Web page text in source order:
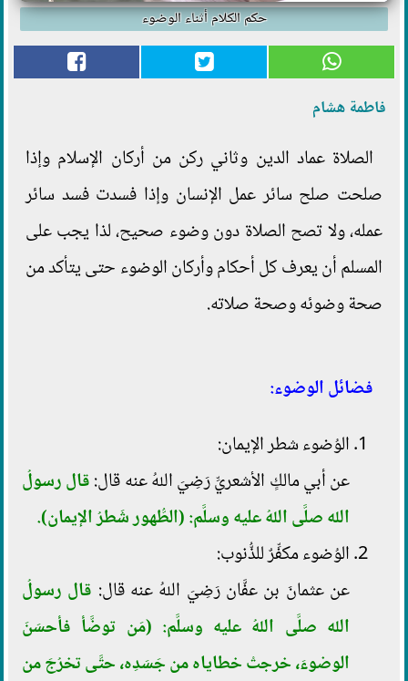
حكم الكلام أثناء الوضوء
فاطمة هشام
الصلاة عماد الدين وثاني ركن من أركان الإسلام وإذا
صلحت صلح سائر عمل الإنسان وإذا فسدت فسد سائر
عمله، ولا تصح الصلاة دون وضوء صحيح، لذا يجب على
المسلم أن يعرف كل أحكام وأركان الوضوء حتى يتأكد من
صحة وضوئه وصحة صلاته.
فضائل الوضوء:
الوُضوء شطر الإيمان:
عن أبي مالكٍ الأشعريِّ رَضِيَ اللهُ عنه قال:قال رسولُ
الله صلَّى اللهُ عليه وسلَّم: (الطُّهور شَطرُ الإيمان).
الوُضوء مكفِّرٌ للذُّنوب:
عن عثمانَ بن عفَّان رَضِيَ اللهُ عنه قال: قال رسولُ
الله صلَّى اللهُ عليه وسلَّم: (مَن توضَّأ فأحسَنَ
الوضوءَ، خرجتْ خطاياه من جَسَدِه، حتَّى تخرُجَ من